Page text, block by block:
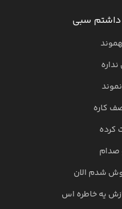
سبی
کاره
کرده
صدام
شدم الان
یه خاطره اس